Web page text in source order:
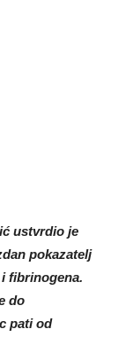
ustvrdio je
pokazatelj
fibrinogena.
do
pati od